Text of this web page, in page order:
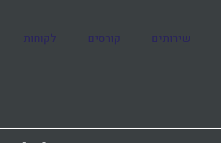
שירותים קורסים לקוחות